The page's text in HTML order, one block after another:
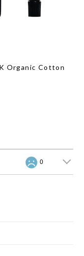
Organic Cotton
0